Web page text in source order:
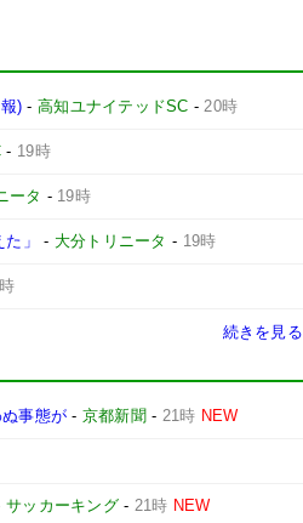
) - 高知ユナイテッドSC -20時
- 19時
ータ - 19時
」 - 大分トリニータ - 19時
続きを見る
事態が - 京都新聞 - 21時 NEW
サッカーキング- 21時 NEW